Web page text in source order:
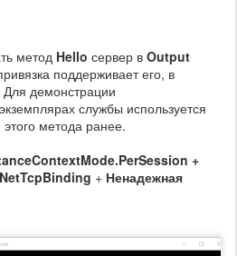
метод Hello сервер в Output
поддерживает его, в
Для демонстрации
службы используется
метода ранее.
+
NetTcpBinding + Ненадежная